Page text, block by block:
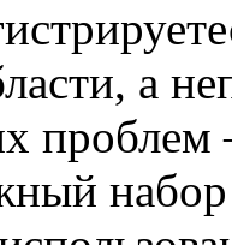
а
проблем